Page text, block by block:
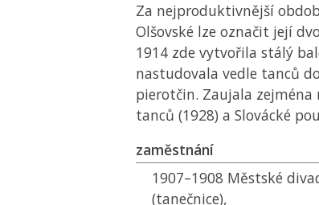
Za nejproduktivnější
Olšovské lze označit její
1914 zde vytvořila stálý
nastudovala vedle tanců
pierotčin. Zaujala zejména
tanců (1928) a Slovácké
zaměstnání
1907–1908 Městské
(tanečnice),